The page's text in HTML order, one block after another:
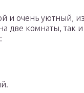
и очень уютный,
две комнаты, так и